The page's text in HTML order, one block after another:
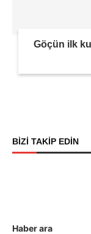
Göçün ilk
BİZİ TAKİP EDİN
Haber ara